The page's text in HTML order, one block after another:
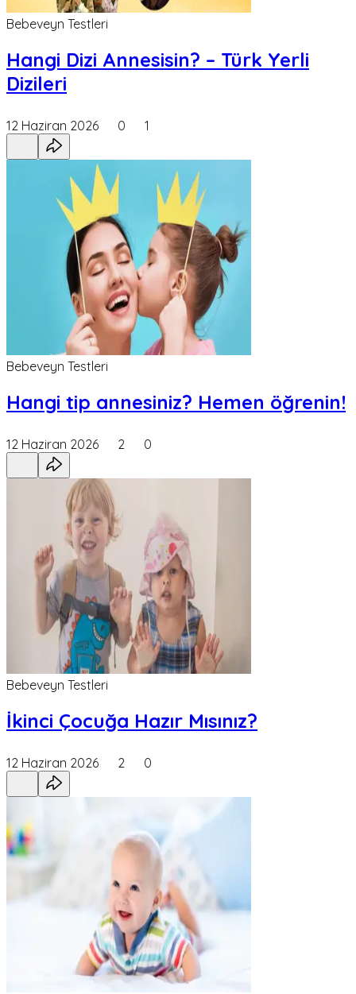
Bebeveyn Testleri
Hangi Dizi Annesisin? – Türk Yerli
Dizileri
12 Haziran 2026 0 1
Bebeveyn Testleri
Hangi tip annesiniz? Hemen öğrenin!
12 Haziran 2026 2 0
Bebeveyn Testleri
İkinci Çocuğa Hazır Mısınız?
12 Haziran 2026 2 0